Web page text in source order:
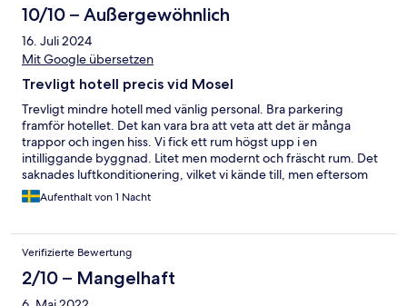
10/10 – Außergewöhnlich
16. Juli 2024
Mit Google übersetzen
Trevligt hotell precis vid Mosel
Trevligt mindre hotell med vänlig personal. Bra parkering
framför hotellet. Det kan vara bra att veta att det är många
trappor och ingen hiss. Vi fick ett rum högst upp i en
intilliggande byggnad. Litet men modernt och fräscht rum. Det
saknades luftkonditionering, vilket vi kände till, men eftersom
det var mycket varmt ute och rummet låg längst upp i
byggnaden blev det väldigt varmt. Det fanns dock en fläkt som
synd då vi har en kylbox. Det är en mycket liten ort med litet
utbud av restauranger, men restaurangen på hotellet var
mycket bra så det gjorde inget. Ganska liten men god frukost.
Det fanns en vinmakare bara 100 meter bort där vi var på en
Aufenthalt von 1 Nacht
Verifizierte Bewertung
2/10 – Mangelhaft